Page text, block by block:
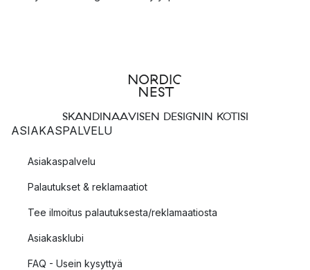
SKANDINAAVISEN DESIGNIN KOTISI
ASIAKASPALVELU
Asiakaspalvelu
Palautukset & reklamaatiot
Tee ilmoitus palautuksesta/reklamaatiosta
Asiakasklubi
FAQ - Usein kysyttyä